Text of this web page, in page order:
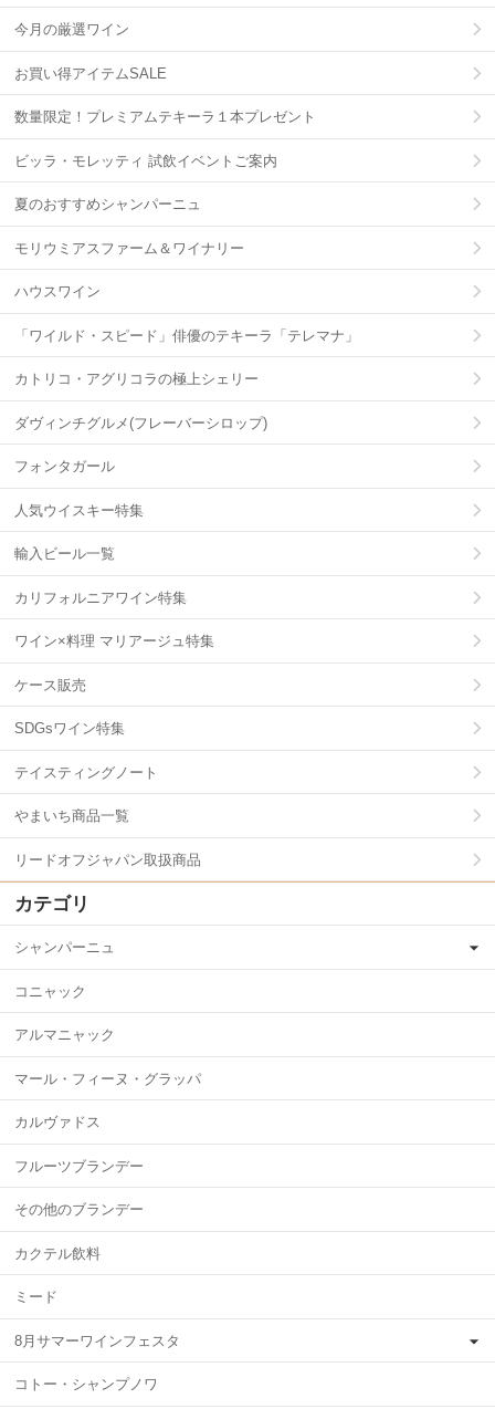
今月の厳選ワイン
お買い得アイテムSALE
数量限定！プレミアムテキーラ１本プレゼント
ビッラ・モレッティ 試飲イベントご案内
夏のおすすめシャンパーニュ
モリウミアスファーム＆ワイナリー
ハウスワイン
「ワイルド・スピード」俳優のテキーラ「テレマナ」
カトリコ・アグリコラの極上シェリー
ダヴィンチグルメ(フレーバーシロップ)
フォンタガール
人気ウイスキー特集
輸入ビール一覧
カリフォルニアワイン特集
ワイン×料理 マリアージュ特集
ケース販売
SDGsワイン特集
テイスティングノート
やまいち商品一覧
リードオフジャパン取扱商品
カテゴリ
シャンパーニュ
コニャック
アルマニャック
マール・フィーヌ・グラッパ
カルヴァドス
フルーツブランデー
その他のブランデー
カクテル飲料
ミード
8月サマーワインフェスタ
コトー・シャンプノワ